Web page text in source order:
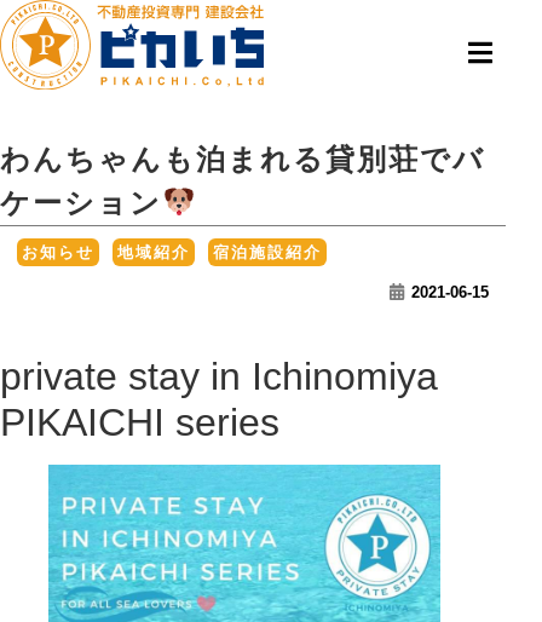
わんちゃんも泊まれる貸別荘でバ
ケーション
お知らせ 地域紹介 宿泊施設紹介
2021-06-15
private stay in Ichinomiya
PIKAICHI series